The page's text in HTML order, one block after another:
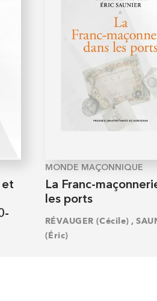
et
MONDE MAÇONNIQUE
La Franc-
les ports
RÉVAUGER (Cécile) ,
(Éric)